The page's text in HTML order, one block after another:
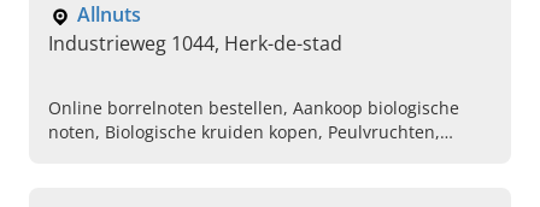
Allnuts
Industrieweg 1044, Herk-de-stad
Online borrelnoten bestellen, Aankoop biologische
noten, Biologische kruiden kopen, Peulvruchten,